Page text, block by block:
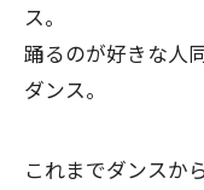
ス。
踊るのが好きな人
ダンス。
これまでダンスか